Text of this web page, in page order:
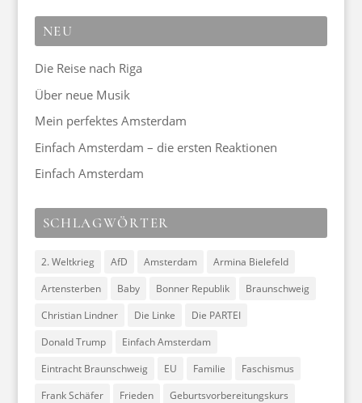
NEU
Die Reise nach Riga
Über neue Musik
Mein perfektes Amsterdam
Einfach Amsterdam – die ersten Reaktionen
Einfach Amsterdam
SCHLAGWÖRTER
2. Weltkrieg AfD Amsterdam
Armina Bielefeld
Artensterben
Baby Bonner Republik
Braunschweig
Christian Lindner
Die Linke
Die PARTEI
Donald Trump
Einfach Amsterdam
Eintracht Braunschweig
EU Familie
Faschismus
Frank Schäfer
Frieden
Geburtsvorbereitungskurs